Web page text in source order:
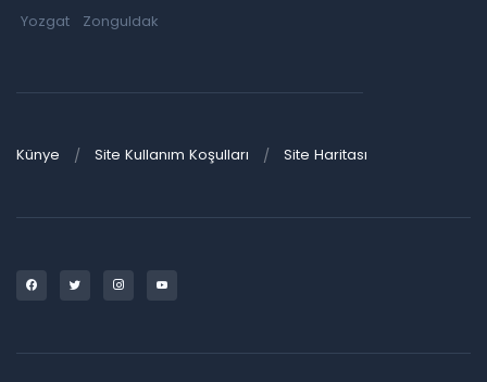
Yozgat
Zonguldak
Künye Site Kullanım Koşulları Site Haritası